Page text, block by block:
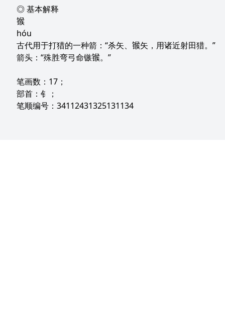
◎ 基本解释
𬭤
hóu
古代用于打猎的一种箭：“杀矢、𬭤矢，用诸近射田猎。”
箭头：“殊胜弯弓命镞𬭤。”
笔画数：17；
部首：钅；
笔顺编号：34112431325131134